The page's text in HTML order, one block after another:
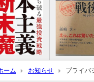
ーム お知らせ プライバ